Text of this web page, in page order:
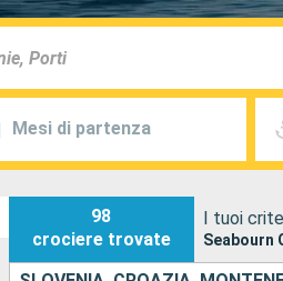
Mesi di partenza
98
crociere trovate
I tuoi
Seabourn